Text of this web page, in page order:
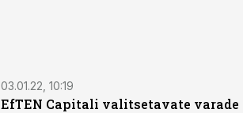
03.01.22, 10:19
EfTEN Capitali valitsetavate varade